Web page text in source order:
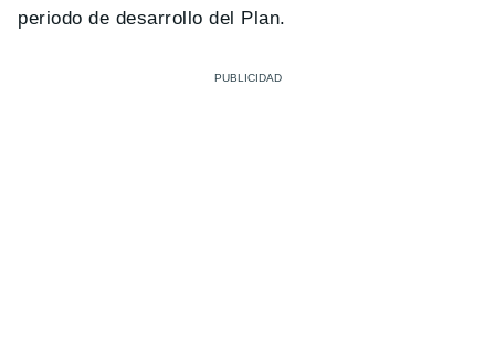
periodo de desarrollo del Plan.